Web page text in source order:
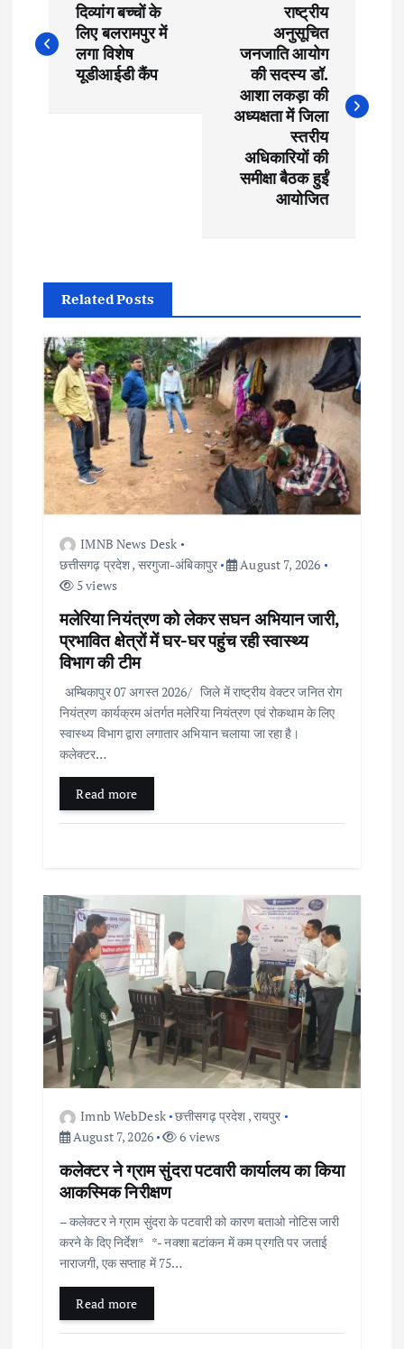
o
g
a
o
दिव्यांग बच्चों के
लिए बलरामपुर में
लगा विशेष
यूडीआईडी कैंप
राष्ट्रीय
अनुसूचित
जनजाति आयोग
की सदस्य डॉ.
आशा लकड़ा की
अध्यक्षता में जिला
स्तरीय
अधिकारियों की
समीक्षा बैठक हुईं
आयोजित
Related Posts
IMNB News Desk
छत्तीसगढ़ प्रदेश, सरगुजा-अंबिकापुर
August 7, 2026
5 views
मलेरिया नियंत्रण को लेकर सघन अभियान जारी,
प्रभावित क्षेत्रों में घर-घर पहुंच रही स्वास्थ्य
विभाग की टीम
अम्बिकापुर 07 अगस्त 2026/ जिले में राष्ट्रीय वेक्टर जनित रोग
नियंत्रण कार्यक्रम अंतर्गत मलेरिया नियंत्रण एवं रोकथाम के लिए
स्वास्थ्य विभाग द्वारा लगातार अभियान चलाया जा रहा है।
कलेक्टर…
Read more
Imnb WebDesk छत्तीसगढ़ प्रदेश ,रायपुर
August 7, 2026
6 views
कलेक्टर ने ग्राम सुंदरा पटवारी कार्यालय का किया
आकस्मिक निरीक्षण
– कलेक्टर ने ग्राम सुंदरा के पटवारी को कारण बताओ नोटिस जारी
करने के दिए निर्देश* *- नक्शा बटांकन में कम प्रगति पर जताई
नाराजगी, एक सप्ताह में 75…
Read more